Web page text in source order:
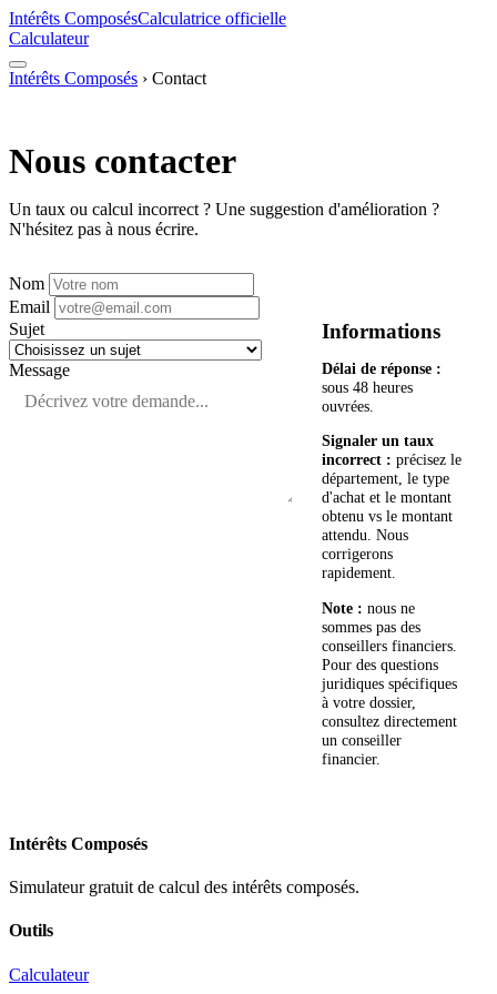
Intérêts ComposésCalculatrice officielle
Calculateur
Intérêts Composés › Contact
Nous contacter
Un taux ou calcul incorrect ? Une suggestion d'amélioration ?
N'hésitez pas à nous écrire.
Nom
Email
Sujet
Message
Informations
Délai de réponse :
sous 48 heures
ouvrées.
Signaler un taux
incorrect : précisez le
département, le type
d'achat et le montant
obtenu vs le montant
attendu. Nous
corrigerons
rapidement.
Note : nous ne
sommes pas des
conseillers financiers.
Pour des questions
juridiques spécifiques
à votre dossier,
consultez directement
un conseiller
financier.
Intérêts Composés
Simulateur gratuit de calcul des intérêts composés.
Outils
Calculateur